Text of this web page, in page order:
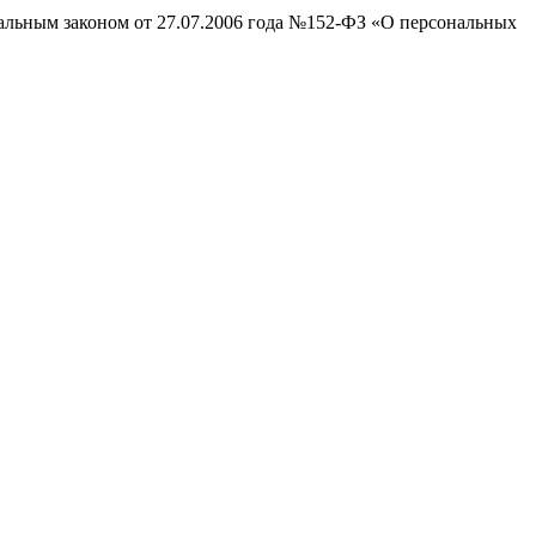
законом от 27.07.2006 года №152-ФЗ «О персональных